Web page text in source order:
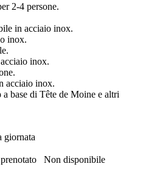
2-4 persone.
in acciaio inox.
inox.
inox.
acciaio inox.
base di Tête de Moine e altri
giornata
Non disponibile